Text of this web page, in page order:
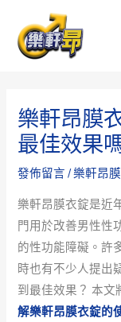
樂軒昂膜
最佳效果
發佈留言 /樂軒昂
樂軒昂膜衣錠是近
門用於改善男性性
的性功能障礙。許
時也有不少人提出
到最佳效果？ 本文
解樂軒昂膜衣錠的
navigation